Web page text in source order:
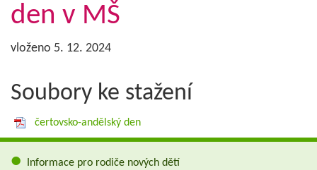
den v MŠ
vloženo 5. 12. 2024
Soubory ke stažení
čertovsko-andělský den
Informace pro rodiče nových dětí